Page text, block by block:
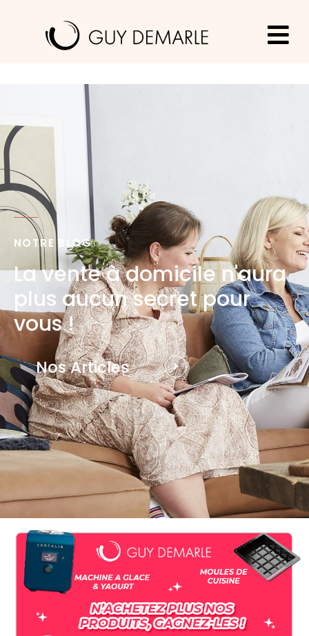
NOTRE BLOG
La vente à domicile n'aura
plus aucun secret pour
vous !
Nos Articles